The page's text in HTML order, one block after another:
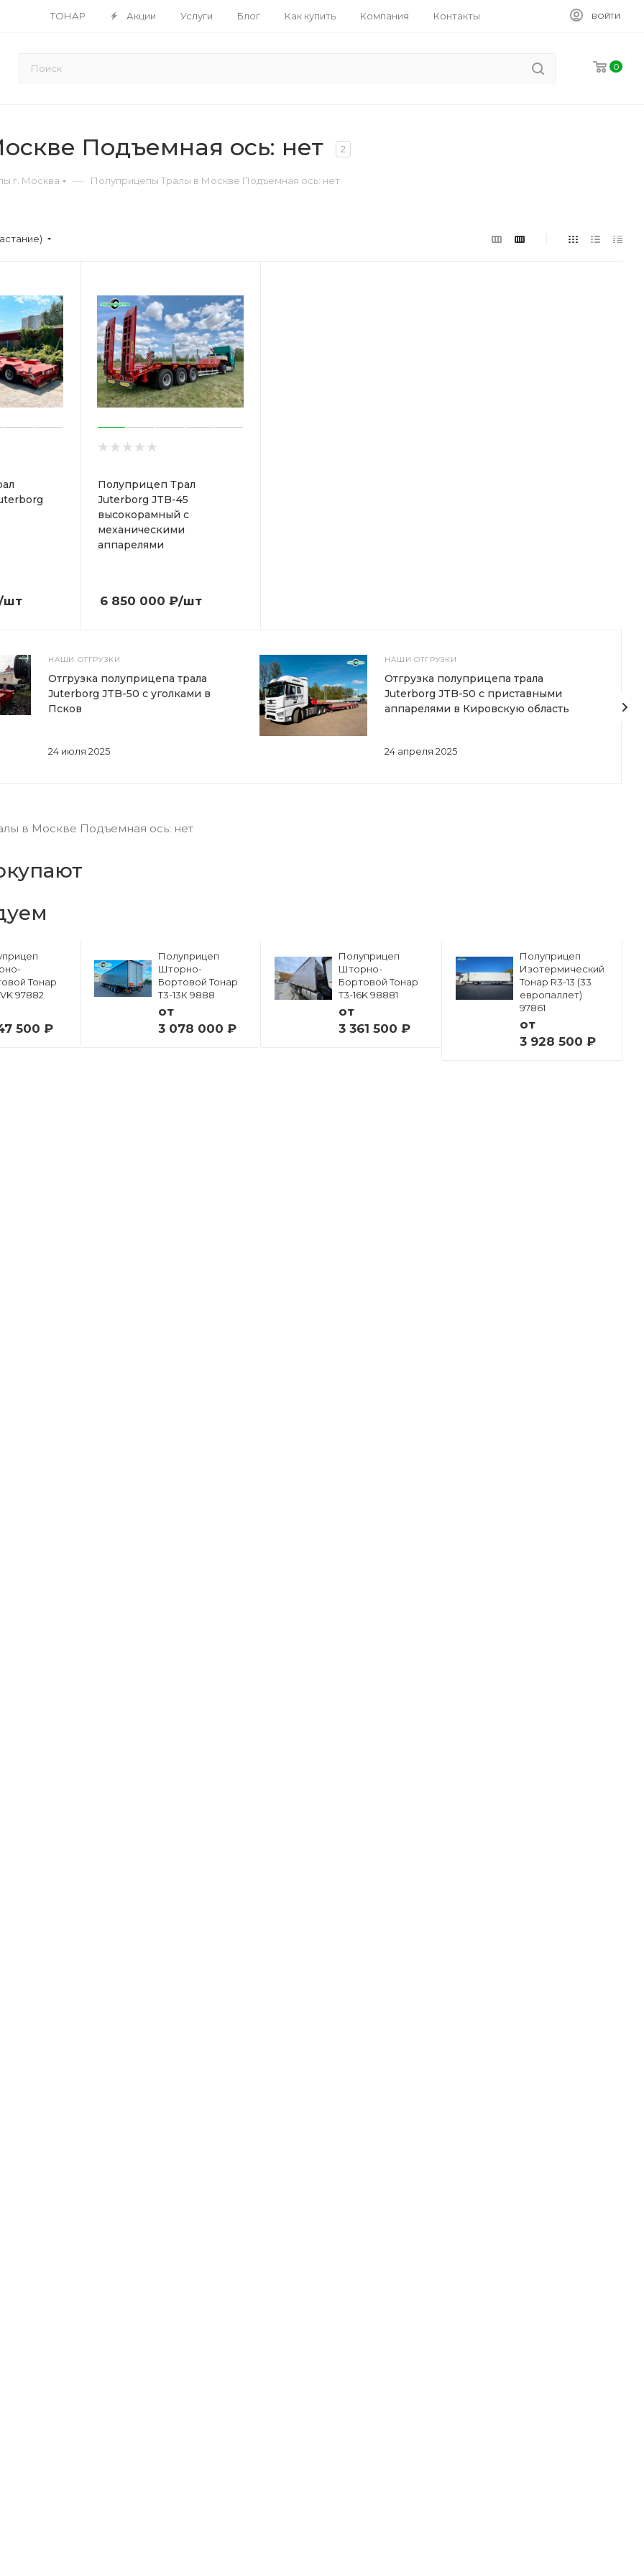
ТОНАР Акции Услуги Блог Как купить Компания Контакты ВОЙТИ
0
Подъемная ось: нет 2
г. Москва — Полуприцепы Тралы в Москве Подъемная ось: нет
шт
Полуприцеп Трал
Juterborg JTB-45
высокорамный с
механическими
аппарелями
6 850 000 ₽/шт
НАШИ ОТГРУЗКИ
24 июля 2025
Отгрузка полуприцепа трала
Juterborg JTB-50 с уголками в
Псков
НАШИ ОТГРУЗКИ
24 апреля 2025
Отгрузка полуприцепа трала
Juterborg JTB-50 с приставными
аппарелями в Кировскую область
в Москве Подъемная ось: нет
Тонар
97882
500 ₽
Полуприцеп
Шторно-
Бортовой Тонар
Т3-13К 9888
от
3 078 000 ₽
Полуприцеп
Шторно-
Бортовой Тонар
Т3-16K 98881
от
3 361 500 ₽
Полуприцеп
Изотермический
Тонар R3-13 (33
европаллет)
97861
от
3 928 500 ₽